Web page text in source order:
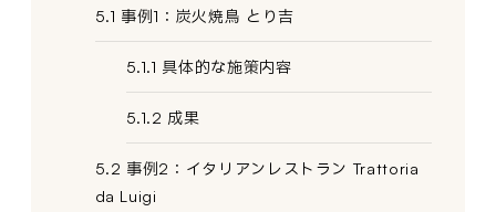
5.1 事例1：炭火焼鳥 とり吉
5.1.1 具体的な施策内容
5.1.2 成果
5.2 事例2：イタリアンレストラン Trattoria
da Luigi